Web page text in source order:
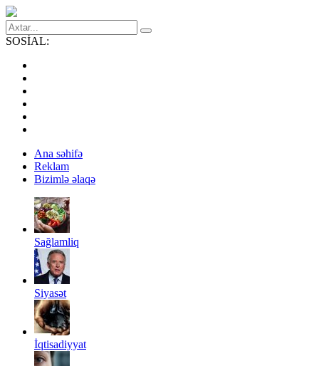
SOSİAL:
Ana səhifə
Reklam
Bizimlə əlaqə
Sağlamliq
Siyasət
İqtisadiyyat